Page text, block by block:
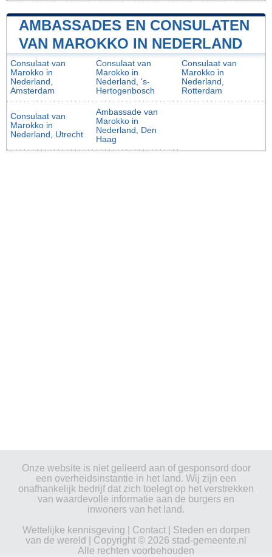
AMBASSADES EN CONSULATEN
VAN MAROKKO IN NEDERLAND
Consulaat van
Marokko in
Nederland,
Amsterdam
Consulaat van
Marokko in
Nederland, 's-
Hertogenbosch
Consulaat van
Marokko in
Nederland,
Rotterdam
Consulaat van
Marokko in
Nederland, Utrecht
Ambassade van
Marokko in
Nederland, Den
Haag
Onze website is niet gelieerd aan of gesponsord door
een overheidsinstantie in het land. Wij zijn een
onafhankelijk bedrijf dat zich toelegt op het verstrekken
van waardevolle informatie aan de burgers en
inwoners van het land.
Wettelijke kennisgeving
Contact| Steden en dorpen
van de wereld
| Copyright © 2026 stad-gemeente.nl
Alle rechten voorbehouden